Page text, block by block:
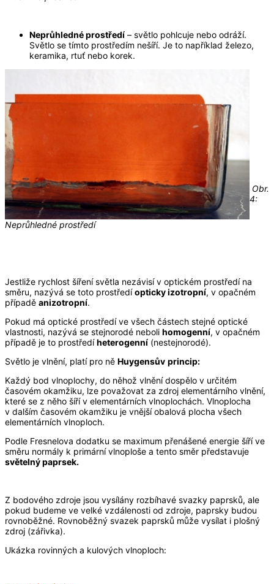
Neprůhledné prostředí – světlo pohlcuje nebo odráží.
Světlo se tímto prostředím nešíří. Je to například železo,
keramika, rtuť nebo korek.
Obr.
4:
Neprůhledné prostředí
Jestliže rychlost šíření světla nezávisí v optickém prostředí na
směru, nazývá se toto prostředíopticky izotropní, v opačném
případě anizotropní.
Pokud má optické prostředí ve všech částech stejné optické
vlastnosti, nazývá se stejnorodé neboli homogenní, v opačném
případě je to prostředíheterogenní (nestejnorodé).
Světlo je vlnění, platí pro ně Huygensův princip:
Každý bod vlnoplochy, do něhož vlnění dospělo v určitém
časovém okamžiku, lze považovat za zdroj elementárního vlnění,
které se z něho šíří v elementárních vlnoplochách. Vlnoplocha
v dalším časovém okamžiku je vnější obalová plocha všech
elementárních vlnoploch.
Podle Fresnelova dodatku se maximum přenášené energie šíří ve
směru normály k primární vlnoploše a tento směr představuje
světelný paprsek.
Z bodového zdroje jsou vysílány rozbíhavé svazky paprsků, ale
pokud budeme ve velké vzdálenosti od zdroje, paprsky budou
rovnoběžné. Rovnoběžný svazek paprsků může vysílat i plošný
zdroj (zářivka).
Ukázka rovinných a kulových vlnoploch: